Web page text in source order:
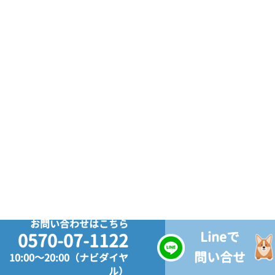
お問い合わせはこちら
0570-07-1122
10:00～20:00（ナビダイヤ
ル）
Lineで
問い合せ